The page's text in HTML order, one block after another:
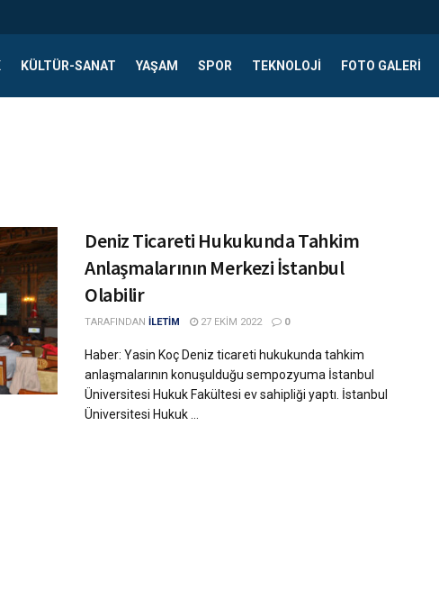
KÜLTÜR-SANAT YAŞAM SPOR TEKNOLOJI FOTO GALERI
Deniz Ticareti Hukukunda Tahkim
Anlaşmalarının Merkezi İstanbul
Olabilir
TARAFINDAN İLETİM 27 EKIM 2022 0
Haber: Yasin Koç Deniz ticareti hukukunda tahkim
anlaşmalarının konuşulduğu sempozyuma İstanbul
Üniversitesi Hukuk Fakültesi ev sahipliği yaptı. İstanbul
Üniversitesi Hukuk ...